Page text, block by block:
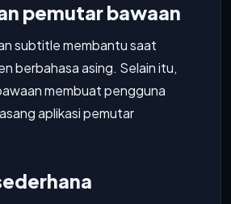
pemutar bawaan
subtitle membantu saat
berbahasa asing. Selain itu,
membuat pengguna
aplikasi pemutar